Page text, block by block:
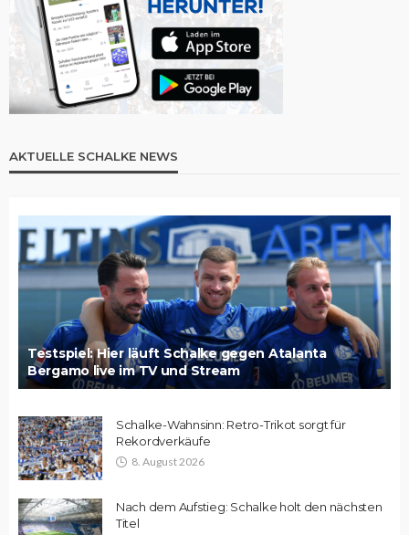
AKTUELLE SCHALKE NEWS
Testspiel: Hier läuft Schalke gegen Atalanta
Bergamo live im TV und Stream
Schalke-Wahnsinn: Retro-Trikot sorgt für
Rekordverkäufe
8. August 2026
Nach dem Aufstieg: Schalke holt den nächsten
Titel